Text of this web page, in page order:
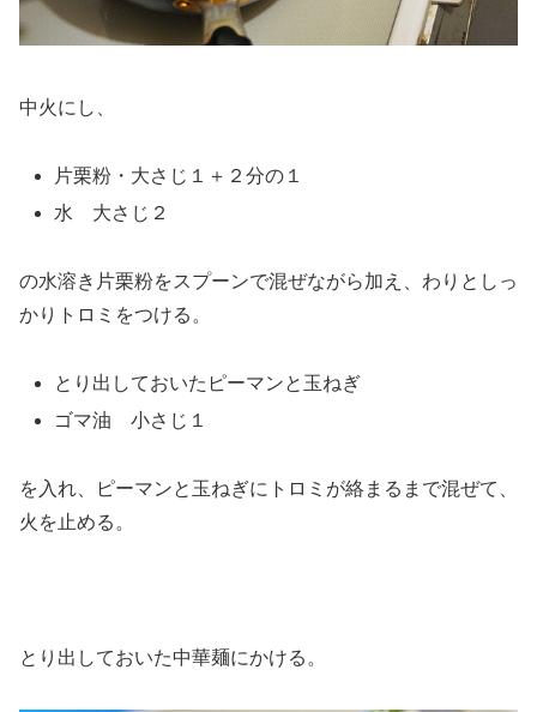
中火にし、
片栗粉・大さじ１＋２分の１
水 大さじ２
の水溶き片栗粉をスプーンで混ぜながら加え、わりとしっ
かりトロミをつける。
とり出しておいたピーマンと玉ねぎ
ゴマ油 小さじ１
を入れ、ピーマンと玉ねぎにトロミが絡まるまで混ぜて、
火を止める。
とり出しておいた中華麺にかける。